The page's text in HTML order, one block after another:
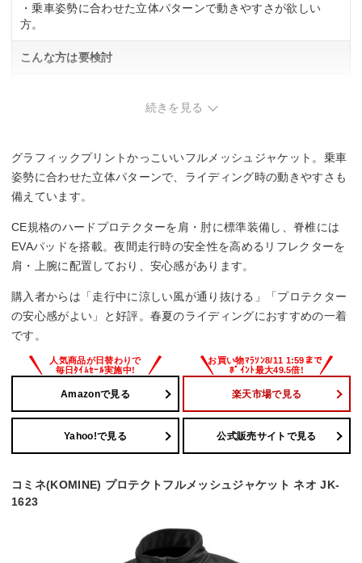
・乗車姿勢に合わせた立体パターンで動きやすさが欲しい
方。
こんな方は要検討
続きを見る
グラフィックプリントかっこいいフルメッシュジャケット。乗車
姿勢に合わせた立体パターンで、ライディング時の動きやすさも
備えています。
CE規格のハードプロテクターを肩・肘に標準装備し、脊椎には
EVAパッドを搭載。夜間走行時の安全性を高めるリフレクターを
肩・上腕に配置しており、安心感があります。
購入者からは「走行中に涼しい風が通り抜ける」「プロテクター
の安心感がよい」と好評。春夏のライディングにおすすめの一着
です。
Amazonで見る 楽天市場で見る
Yahoo!で見る 公式販売サイトで見る
コミネ(KOMINE) プロテクトフルメッシュジャケット ネオ JK-
1623